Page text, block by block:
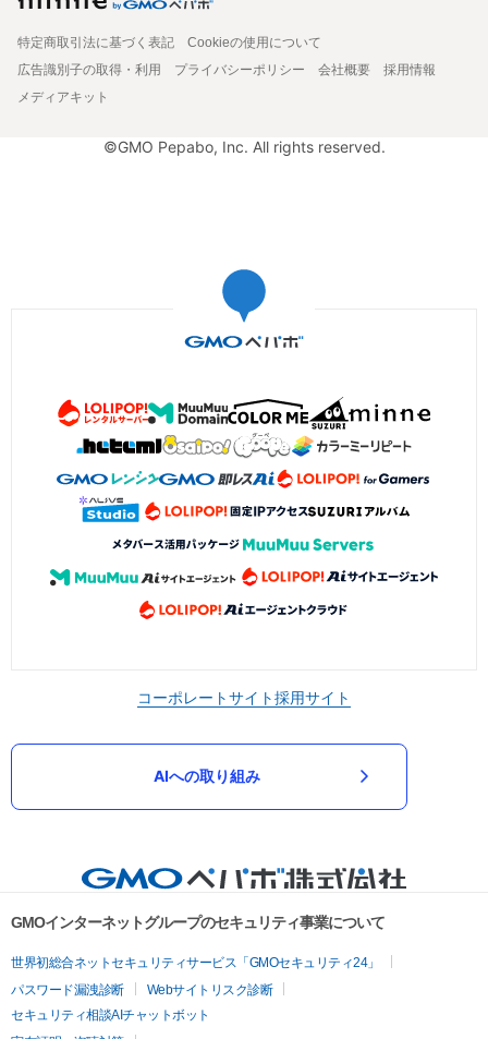
特定商取引法に基づく表記
Cookieの使用について
広告識別子の取得・利用
プライバシーポリシー 会社概要
採用情報
メディアキット
©GMO Pepabo, Inc. All rights reserved.
コーポレートサイト採用サイト
AIへの取り組み
GMOインターネットグループのセキュリティ事業について
世界初総合ネットセキュリティサービス「GMOセキュリティ24」
パスワード漏洩診断
Webサイトリスク診断
セキュリティ相談AIチャットボット